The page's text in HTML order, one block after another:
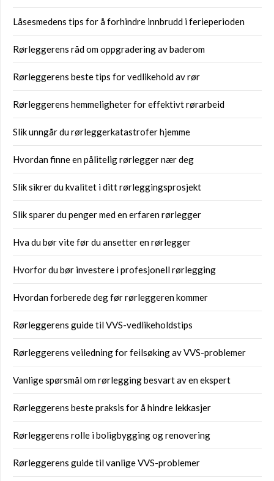
Låsesmedens tips for å forhindre innbrudd i ferieperioden
Rørleggerens råd om oppgradering av baderom
Rørleggerens beste tips for vedlikehold av rør
Rørleggerens hemmeligheter for effektivt rørarbeid
Slik unngår du rørleggerkatastrofer hjemme
Hvordan finne en pålitelig rørlegger nær deg
Slik sikrer du kvalitet i ditt rørleggingsprosjekt
Slik sparer du penger med en erfaren rørlegger
Hva du bør vite før du ansetter en rørlegger
Hvorfor du bør investere i profesjonell rørlegging
Hvordan forberede deg før rørleggeren kommer
Rørleggerens guide til VVS-vedlikeholdstips
Rørleggerens veiledning for feilsøking av VVS-problemer
Vanlige spørsmål om rørlegging besvart av en ekspert
Rørleggerens beste praksis for å hindre lekkasjer
Rørleggerens rolle i boligbygging og renovering
Rørleggerens guide til vanlige VVS-problemer